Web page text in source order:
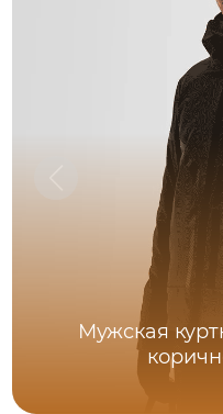
Мужская